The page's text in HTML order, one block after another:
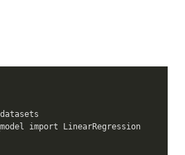
import LinearRegression